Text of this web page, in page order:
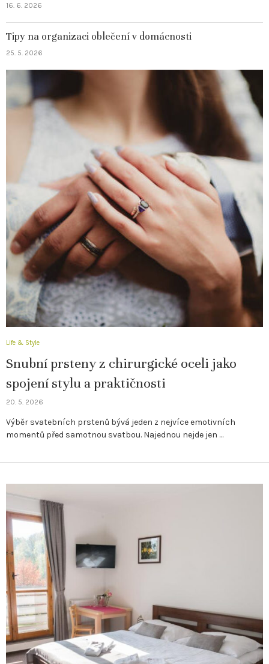
16. 6. 2026
Tipy na organizaci oblečení v domácnosti
25. 5. 2026
Life & Style
Snubní prsteny z chirurgické oceli jako
spojení stylu a praktičnosti
20. 5. 2026
Výběr svatebních prstenů bývá jeden z nejvíce emotivních
momentů před samotnou svatbou. Najednou nejde jen …